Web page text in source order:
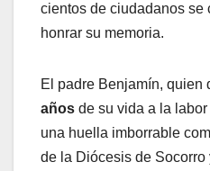
cientos de ciudadanos se
honrar su memoria.
El padre Benjamín, quien
años de su vida a la
una huella imborrable
de la Diócesis de Socorro